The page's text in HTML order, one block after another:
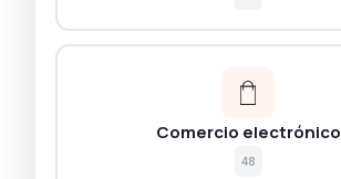
Comercio electrónico
48